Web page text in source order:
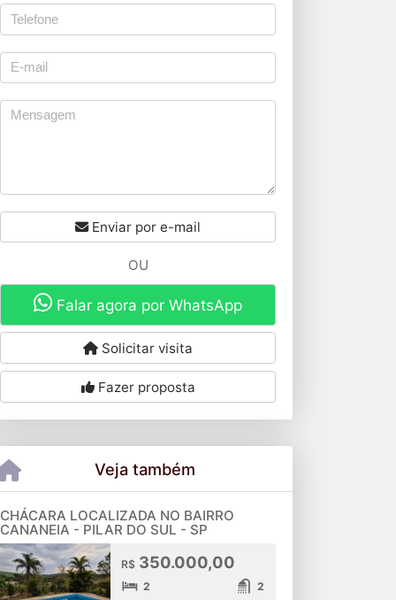
Enviar por e-mail
OU
Falar agora por WhatsApp
Solicitar visita
Fazer proposta
Veja também
CHÁCARA LOCALIZADA NO BAIRRO
CANANEIA - PILAR DO SUL - SP
R$350.000,00
2 2